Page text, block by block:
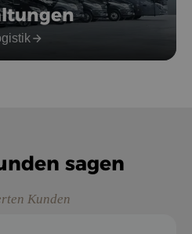
sagen
Kunden